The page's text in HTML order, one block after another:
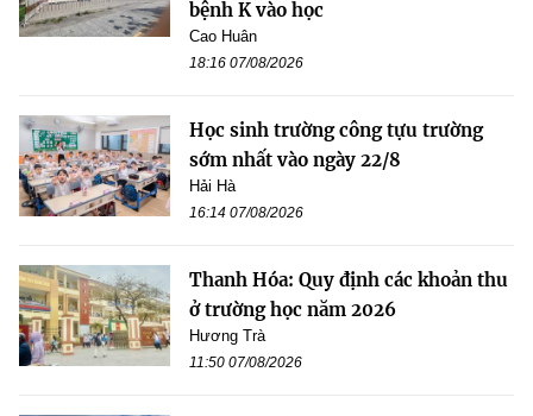
bệnh K vào học
Cao Huân
18:16 07/08/2026
Học sinh trường công tựu trường
sớm nhất vào ngày 22/8
Hải Hà
16:14 07/08/2026
Thanh Hóa: Quy định các khoản thu
ở trường học năm 2026
Hương Trà
11:50 07/08/2026